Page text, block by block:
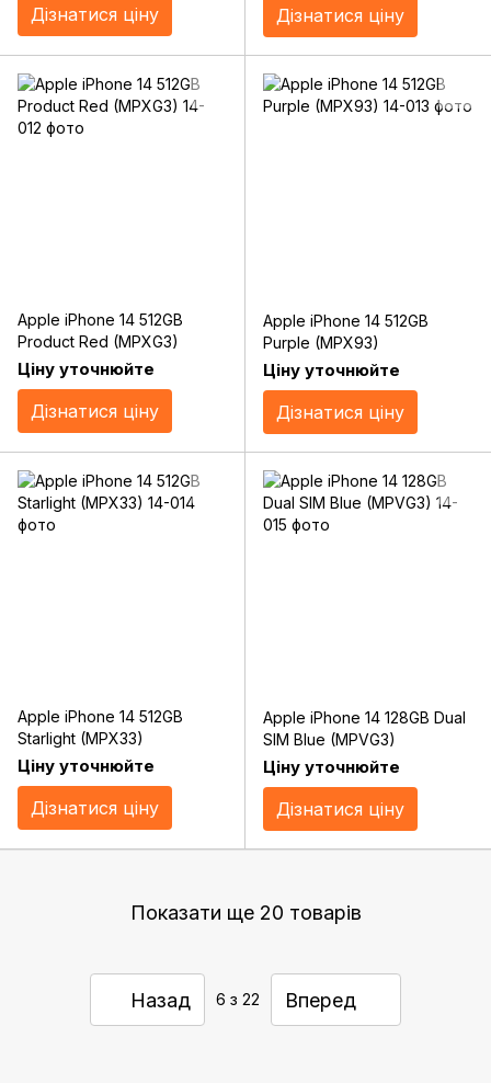
Дізнатися ціну Дізнатися ціну
Apple iPhone 14 512GB
Product Red (MPXG3)
Ціну уточнюйте
Дізнатися ціну
Apple iPhone 14 512GB
Purple (MPX93)
Ціну уточнюйте
Дізнатися ціну
Apple iPhone 14 512GB
Starlight (MPX33)
Ціну уточнюйте
Дізнатися ціну
Apple iPhone 14 128GB Dual
SIM Blue (MPVG3)
Ціну уточнюйте
Дізнатися ціну
Показати ще 20 товарів
Назад 6 з 22 Вперед